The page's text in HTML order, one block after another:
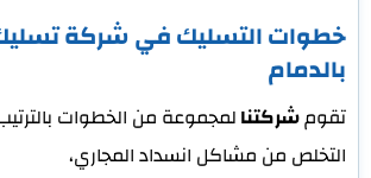
خطوات التسليك في شركة
بالدمام
تقومشركتنالمجموعة من الخطوات
التخلص من مشاكل انسداد المجاري،